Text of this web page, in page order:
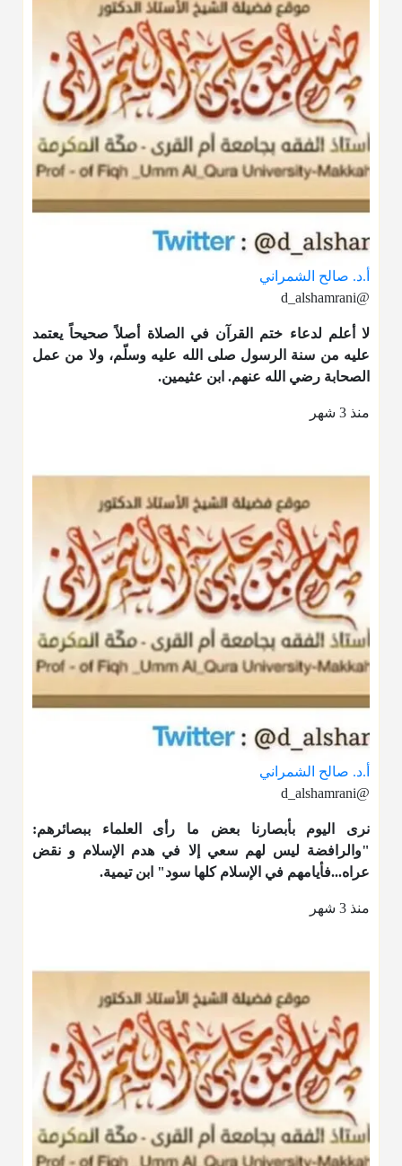
أ.د. صالح الشمراني
@d_alshamrani
لا أعلم لدعاء ختم القرآن في الصلاة أصلاً صحيحاً يعتمد
عليه من سنة الرسول صلى الله عليه وسلّم، ولا من عمل
الصحابة رضي الله عنهم. ابن عثيمين.
منذ 3 شهر
أ.د. صالح الشمراني
@d_alshamrani
نرى اليوم بأبصارنا بعض ما رأى العلماء ببصائرهم:
"والرافضة ليس لهم سعي إلا في هدم الإسلام و نقض
عراه...فأيامهم في الإسلام كلها سود" ابن تيمية.
منذ 3 شهر